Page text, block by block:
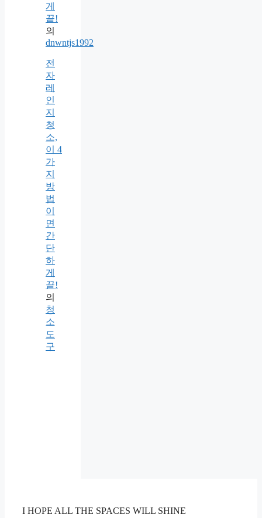
게
끝!
의
dnwntjs1992
전
자
레
인
지
청
소,
이 4
가
지
방
법
이
면
간
단
하
게
끝!
의
청
소
도
구
I HOPE ALL THE SPACES WILL SHINE